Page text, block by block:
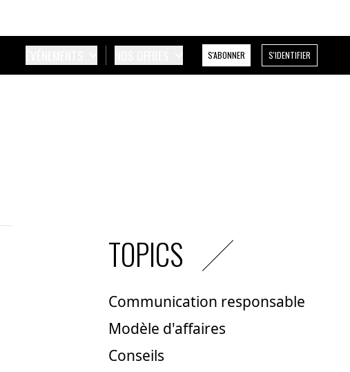
S'ABONNER S'IDENTIFIER
TOPICS
Communication responsable
Modèle d'affaires
Conseils